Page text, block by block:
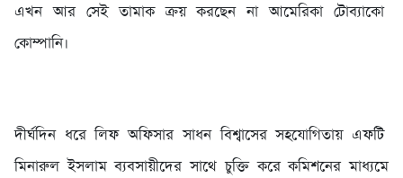
এখন আর সেই তামাক ক্রয় করছেন না আমেরিকা টোব্যাকো
কোম্পানি।
‎দীর্ঘদিন ধরে লিফ অফিসার সাধন বিশ্বাসের সহযোগিতায় এফটি
মিনারুল ইসলাম ব্যবসায়ীদের সাথে চুক্তি করে কমিশনের মাধ্যমে